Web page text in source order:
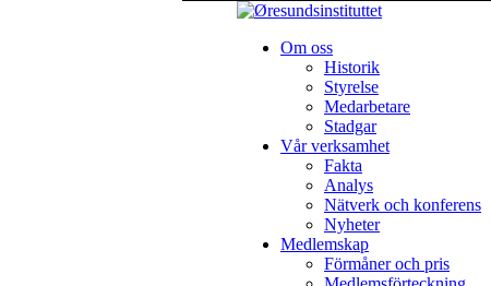
Om oss
Historik
Styrelse
Medarbetare
Stadgar
Vår verksamhet
Fakta
Analys
Nätverk och konferens
Nyheter
Medlemskap
Förmåner och pris